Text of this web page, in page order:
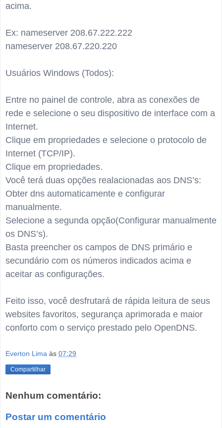
acima.
Ex: nameserver 208.67.222.222
nameserver 208.67.220.220
Usuários Windows (Todos):
Entre no painel de controle, abra as conexões de
rede e selecione o seu dispositivo de interface com a
Internet.
Clique em propriedades e selecione o protocolo de
Internet (TCP/IP).
Clique em propriedades.
Você terá duas opções realacionadas aos DNS’s:
Obter dns automaticamente e configurar
manualmente.
Selecione a segunda opção(Configurar manualmente
os DNS’s).
Basta preencher os campos de DNS primário e
secundário com os números indicados acima e
aceitar as configurações.
Feito isso, você desfrutará de rápida leitura de seus
websites favoritos, segurança aprimorada e maior
conforto com o serviço prestado pelo OpenDNS.
Everton Lima às 07:29
Compartilhar
Nenhum comentário:
Postar um comentário